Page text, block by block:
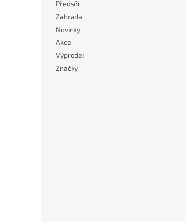
Předsíň
Zahrada
Novinky
Akce
Výprodej
Značky